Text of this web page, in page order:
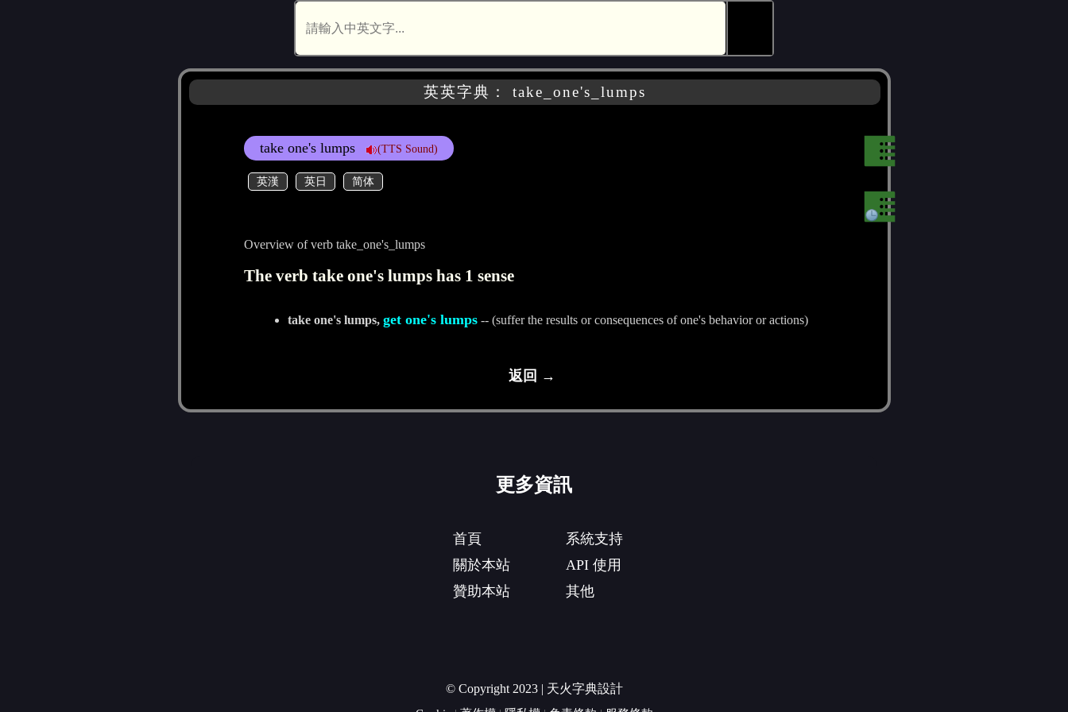
英英字典： take_one's_lumps
take one's lumps (TTS Sound)
英漢 英日 简体
Overview of verb take_one's_lumps
The verb take one's lumps has 1 sense
take one's lumps, get one's lumps -- (suffer the results or consequences of one's behavior or actions)
返回 →
更多資訊
首頁
關於本站
贊助本站
系統支持
API 使用
其他
© Copyright 2023 | 天火字典設計